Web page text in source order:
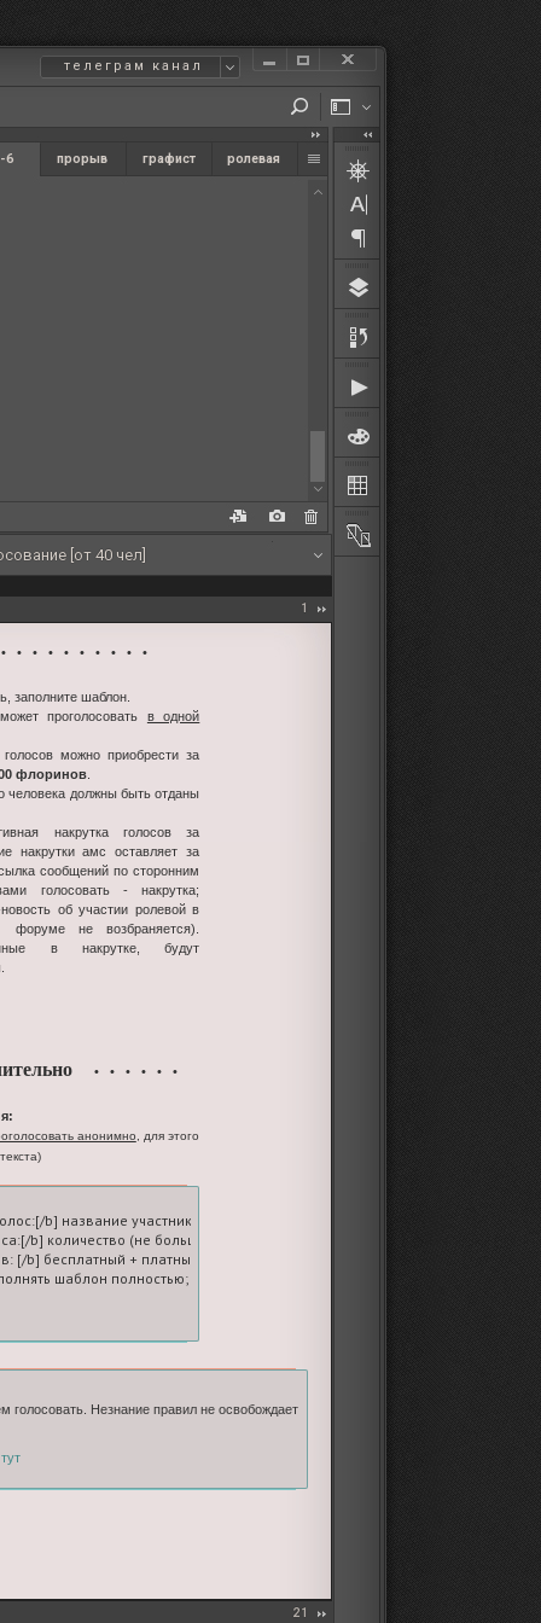
телеграм канал
6 прорыв графист ролевая
[от 40 чел]
1
• • • • • • • • •
заполните шаблон.
проголосовать в одной
можно приобрести за
флоринов.
человека должны быть отданы
накрутка голосов за
накрутки амс оставляет за
сообщений по сторонним
голосовать - накрутка;
об участии ролевой в
форуме не возбраняется).
в накрутке, будут
• • • • • •
анонимно, для этого
b] название участника-ролевой
b] количество (не больше пяти; на вашем счете должно быть
[/b] бесплатный + платные
шаблон полностью; если платных голосов нет, ставьте 0
голосовать. Незнание правил не освобождает
тут
21